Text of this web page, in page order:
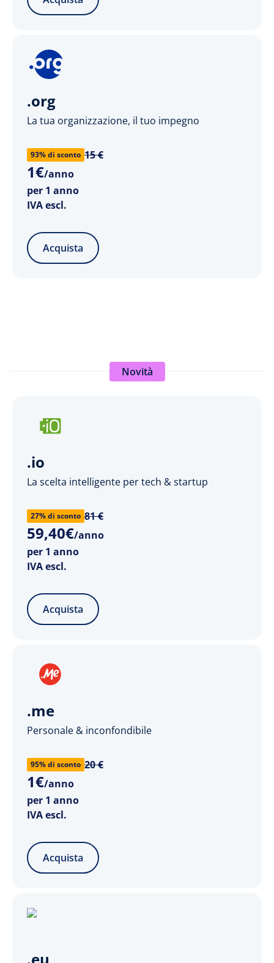
.org
La tua organizzazione, il tuo impegno
93% di sconto 15 €
1€/anno
per 1 anno
IVA escl.
Acquista
Novità
.io
La scelta intelligente per tech & startup
27% di sconto 81 €
59,40€/anno
per 1 anno
IVA escl.
Acquista
.me
Personale & inconfondibile
95% di sconto 20 €
1€/anno
per 1 anno
IVA escl.
Acquista